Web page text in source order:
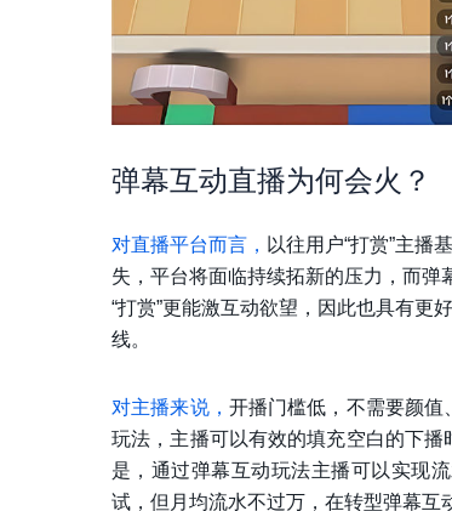
弹幕互动直播为何会火？
对直播平台而言， 以往用户“打赏”主播
失，平台将面临持续拓新的压力，而
“打赏”更能激互动欲望，因此也具有更
线。
对主播来说， 开播门槛低，不需要颜值
玩法，主播可以有效的填充空白的下
是，通过弹幕互动玩法主播可以实现
试，但月均流水不过万，在转型弹幕互